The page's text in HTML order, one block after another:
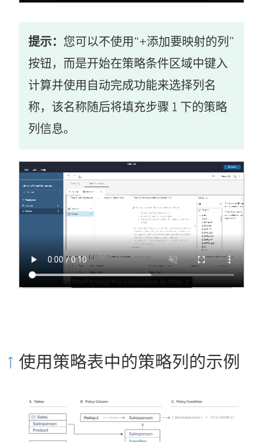
提示： 您可以不使用“+添加要映射的列”
按钮，而是开始在策略条件区域中键入
计算并使用自动完成功能来选择列名
称，该名称随后将填充步骤 1 下的策略
列信息。
使用策略表中的策略列的示例